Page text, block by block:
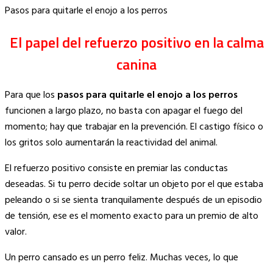
Pasos para quitarle el enojo a los perros
El papel del refuerzo positivo en la calma
canina
Para que los pasos para quitarle el enojo a los perros
funcionen a largo plazo, no basta con apagar el fuego del
momento; hay que trabajar en la prevención. El castigo físico o
los gritos solo aumentarán la reactividad del animal.
El refuerzo positivo consiste en premiar las conductas
deseadas. Si tu perro decide soltar un objeto por el que estaba
peleando o si se sienta tranquilamente después de un episodio
de tensión, ese es el momento exacto para un premio de alto
valor.
Un perro cansado es un perro feliz. Muchas veces, lo que